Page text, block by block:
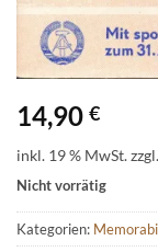
14,90 €
inkl. 19 % MwSt.zzgl.
Nicht vorrätig
Kategorien: